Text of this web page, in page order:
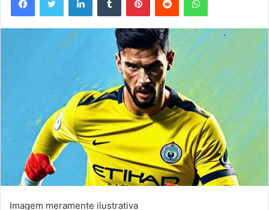
Imagem meramente ilustrativa